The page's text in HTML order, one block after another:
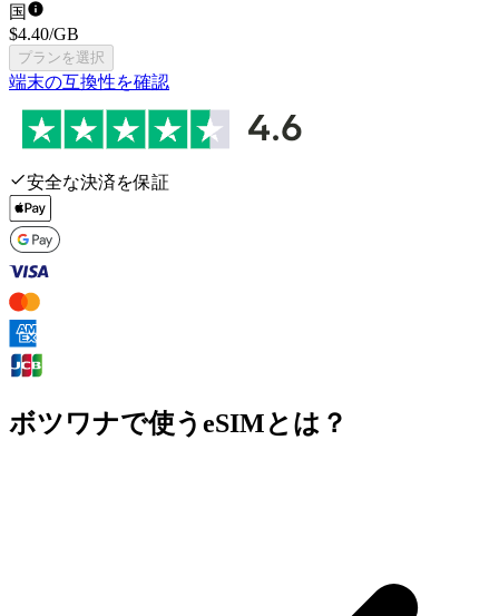
国
$4.40/GB
プランを選択
端末の互換性を確認
安全な決済を保証
ボツワナで使うeSIMとは？